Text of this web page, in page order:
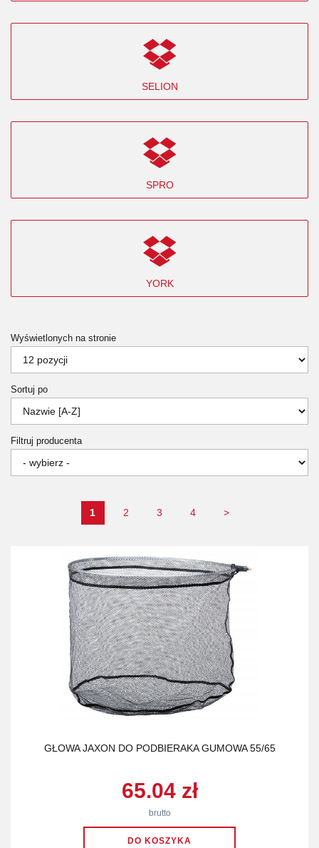
SELION
SPRO
YORK
Wyświetlonych na stronie
Sortuj po
Filtruj producenta
1 2 3 4 >
GŁOWA JAXON DO PODBIERAKA GUMOWA 55/65
65.04 zł
brutto